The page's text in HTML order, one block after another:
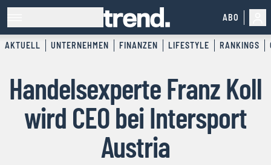
ABO
AKTUELL UNTERNEHMEN FINANZEN LIFESTYLE RANKINGS
Handelsexperte Franz Koll
wird CEO bei Intersport
Austria